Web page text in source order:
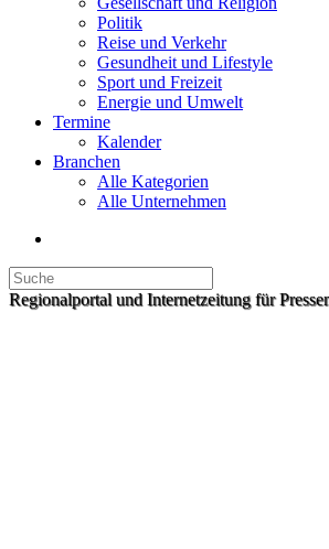
Politik
Reise und Verkehr
Gesundheit und Lifestyle
Sport und Freizeit
Energie und Umwelt
Termine
Kalender
Branchen
Alle Kategorien
Alle Unternehmen
Regionalportal und Internetzeitung für